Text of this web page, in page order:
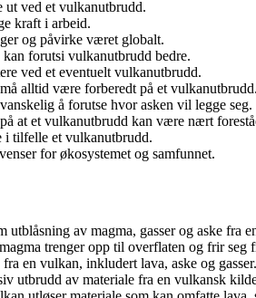
ut ved et vulkanutbrudd.
kraft i arbeid.
og påvirke været globalt.
forutsi vulkanutbrudd bedre.
ved et eventuelt vulkanutbrudd.
alltid være forberedt på et vulkanutbrudd.
å forutse hvor asken vil legge seg.
at et vulkanutbrudd kan være nært
i tilfelle et vulkanutbrudd.
for økosystemet og samfunnet.
utblåsning av magma, gasser og aske fra
trenger opp til overflaten og frir seg
en vulkan, inkludert lava, aske og gasser.
utbrudd av materiale fra en vulkansk